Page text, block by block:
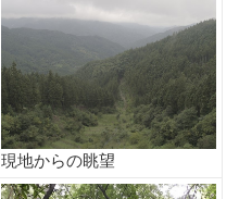
現地からの眺望